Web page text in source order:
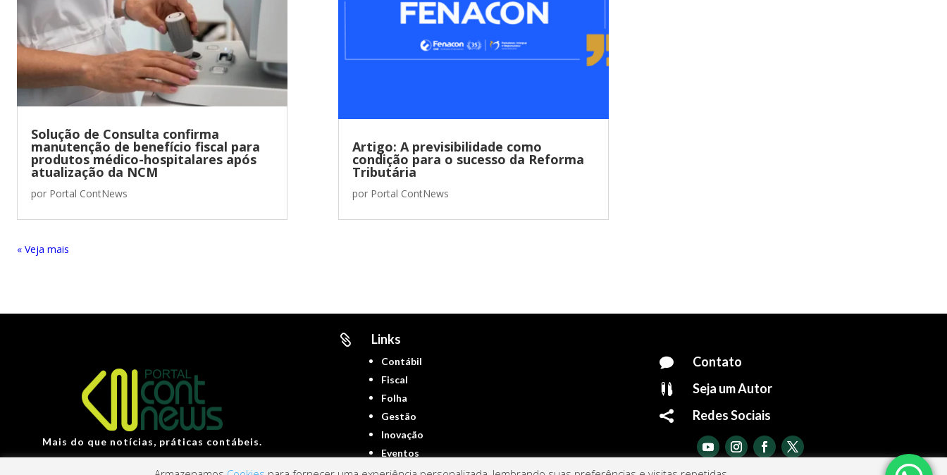
Solução de Consulta confirma
manutenção de benefício fiscal para
produtos médico-hospitalares após
atualização da NCM
por Portal ContNews
Artigo: A previsibilidade como
condição para o sucesso da Reforma
Tributária
por Portal ContNews
« Entradas Antigas
Mais do que notícias, práticas contábeis.
 Links
Contábil
Fiscal
Folha
Gestão
Inovação
Eventos
 Contato
 Seja um Autor
 Redes Sociais